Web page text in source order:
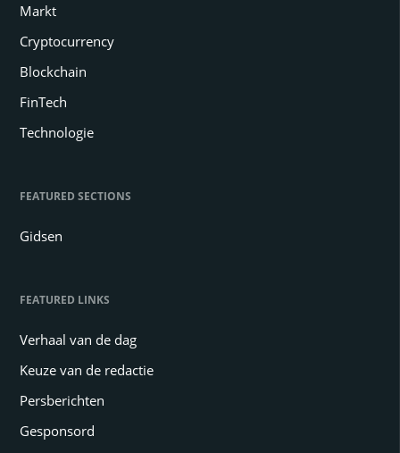
Markt
Cryptocurrency
Blockchain
FinTech
Technologie
FEATURED SECTIONS
Gidsen
FEATURED LINKS
Verhaal van de dag
Keuze van de redactie
Persberichten
Gesponsord